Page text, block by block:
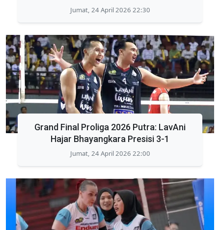
Jumat, 24 April 2026 22:30
Grand Final Proliga 2026 Putra: LavAni
Hajar Bhayangkara Presisi 3-1
Jumat, 24 April 2026 22:00